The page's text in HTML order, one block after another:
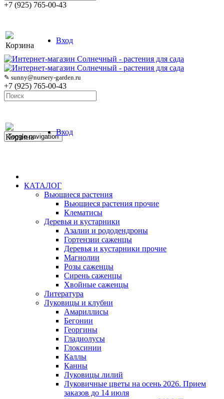
+7 (925) 765-00-43
Корзина
Вход
✎ sunny@nursery-garden.ru
+7 (925) 765-00-43
Корзина
Вход
Toggle navigation
КАТАЛОГ
Вьющиеся растения
Вьющиеся растения прочие
Клематисы
Деревья и кустарники
Азалии и рододендроны
Гортензии саженцы
Деревья и кустарники прочие
Магнолии
Розы саженцы
Сирень саженцы
Хвойные саженцы
Литература
Луковицы и клубни
Амариллисы
Бегонии
Георгины
Гладиолусы
Глоксинии
Каллы
Канны
Луковицы лилий
Луковичные цветы на осень 2026. Прием
заказов до 14 июля